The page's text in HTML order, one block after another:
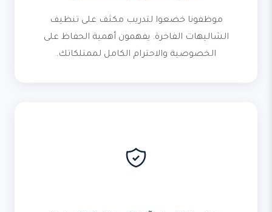
موظفونا خضعوا لتدريب مكثف على تنظيف
الشاليهات الفاخرة. يفهمون أهمية الحفاظ على
الخصوصية والاحترام الكامل لممتلكاتك.